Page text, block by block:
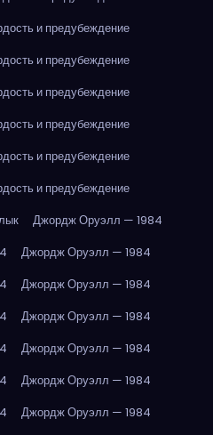
и предубеждение
и предубеждение
и предубеждение
и предубеждение
и предубеждение
и предубеждение
Джордж Оруэлл — 1984
Джордж Оруэлл — 1984
Джордж Оруэлл — 1984
Джордж Оруэлл — 1984
Джордж Оруэлл — 1984
Джордж Оруэлл — 1984
Джордж Оруэлл — 1984